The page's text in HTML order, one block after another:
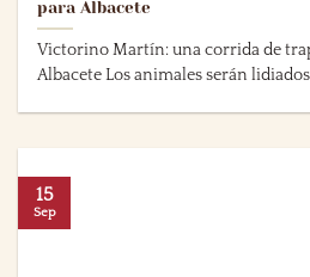
para Albacete
Victorino Martín: una corrida de
Albacete Los animales serán lidiados
15
Sep